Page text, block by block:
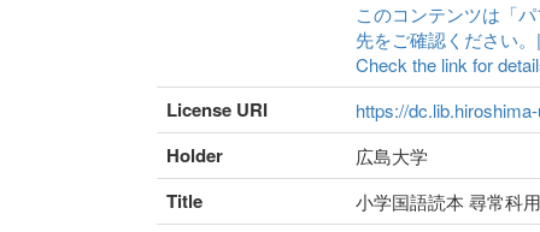
このコンテンツは「
先をご確認ください
Check the link for
License URI https://
Holder 広島大学
Title 小学国語読本 尋常科